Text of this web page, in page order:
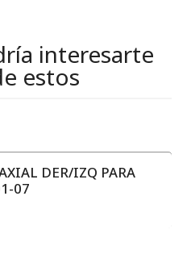
interesarte
estos
DER/IZQ PARA
07